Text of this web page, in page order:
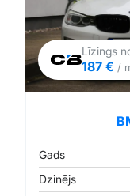
Līzings
187 € /
Gads
Dzinējs